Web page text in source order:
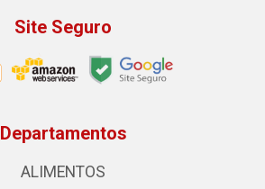
Site Seguro
Departamentos
ALIMENTOS